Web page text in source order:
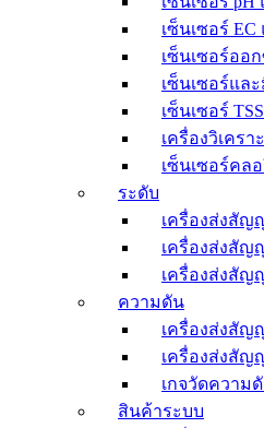
เซ็นเซอร์ EC
เซ็นเซอร์ออ
เซ็นเซอร์แล
เซ็นเซอร์
เครื่องวิเคร
เซ็นเซอร์คล
ระดับ
เครื่องส่งสั
เครื่องส่งสัญ
เครื่องส่งสั
ความดัน
เครื่องส่งสั
เครื่องส่งสั
เกจวัดความ
สินค้าระบบ